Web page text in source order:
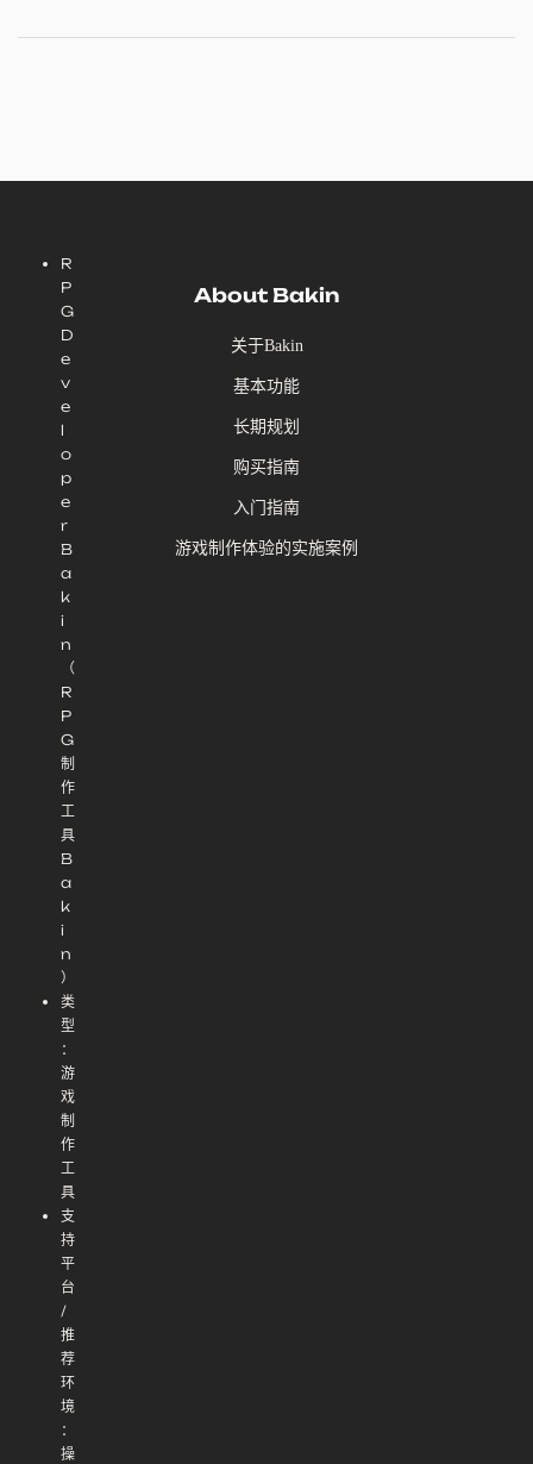
UTC+8)
20%！
R
P
G
D
e
v
e
l
o
p
e
r
B
a
k
i
n
（
R
P
G
制
作
工
具
B
a
k
i
n
）
类
型
：
游
戏
制
作
工
具
支
持
平
台
/
推
荐
环
境
：
操
About Bakin
关于Bakin
基本功能
长期规划
购买指南
入门指南
游戏制作体验的实施案例